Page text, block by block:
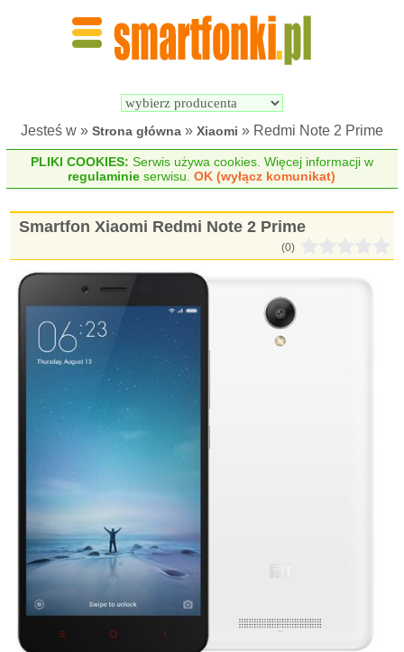
Jesteś w » Strona główna » Xiaomi » Redmi Note 2 Prime
PLIKI COOKIES: Serwis używa cookies. Więcej informacji w
regulaminie serwisu.OK (wyłącz komunikat)
Smartfon Xiaomi Redmi Note 2 Prime
(0)